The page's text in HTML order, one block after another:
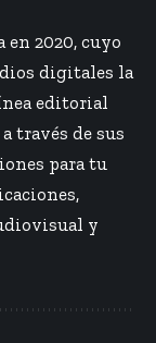
en 2020, cuyo
digitales la
editorial
través de sus
para tu
y